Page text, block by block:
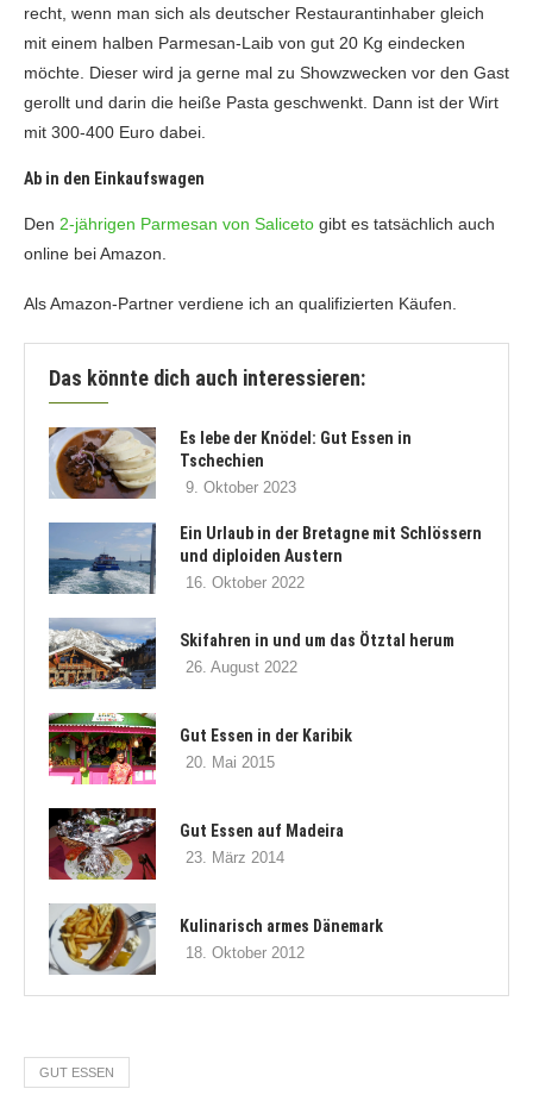
recht, wenn man sich als deutscher Restaurantinhaber gleich
mit einem halben Parmesan-Laib von gut 20 Kg eindecken
möchte. Dieser wird ja gerne mal zu Showzwecken vor den Gast
gerollt und darin die heiße Pasta geschwenkt. Dann ist der Wirt
mit 300-400 Euro dabei.
Ab in den Einkaufswagen
Den 2-jährigen Parmesan von Saliceto gibt es tatsächlich auch
online bei Amazon.
Als Amazon-Partner verdiene ich an qualifizierten Käufen.
Das könnte dich auch interessieren:
Es lebe der Knödel: Gut Essen in
Tschechien
9. Oktober 2023
Ein Urlaub in der Bretagne mit Schlössern
und diploiden Austern
16. Oktober 2022
Skifahren in und um das Ötztal herum
26. August 2022
Gut Essen in der Karibik
20. Mai 2015
Gut Essen auf Madeira
23. März 2014
Kulinarisch armes Dänemark
18. Oktober 2012
GUT ESSEN